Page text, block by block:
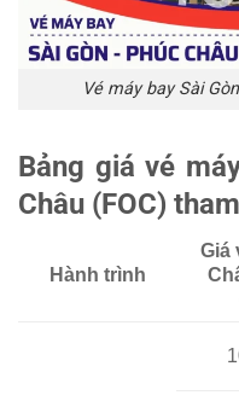
Vé máy bay Sài
Bảng giá vé
Châu (FOC)
Hành trình
Giá